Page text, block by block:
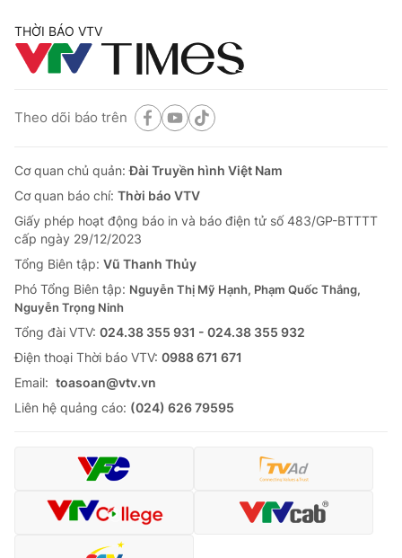
THỜI BÁO VTV
Theo dõi báo trên
Cơ quan chủ quản:Đài Truyền hình Việt Nam
Cơ quan báo chí: Thời báo VTV
Giấy phép hoạt động báo in và báo điện tử số 483/GP-BTTTT
cấp ngày 29/12/2023
Tổng Biên tập: Vũ Thanh Thủy
Phó Tổng Biên tập: Nguyễn Thị Mỹ Hạnh, Phạm Quốc Thắng,
Nguyễn Trọng Ninh
Tổng đài VTV: 024.38 355 931 - 024.38 355 932
Ðiện thoại Thời báo VTV: 0988 671 671
Email: toasoan@vtv.vn
Liên hệ quảng cáo: (024) 626 79595